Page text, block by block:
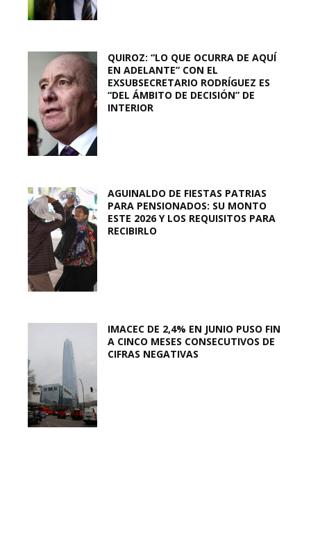
QUIROZ: “LO QUE OCURRA DE AQUÍ
EN ADELANTE” CON EL
EXSUBSECRETARIO RODRÍGUEZ ES
“DEL ÁMBITO DE DECISIÓN” DE
INTERIOR
AGUINALDO DE FIESTAS PATRIAS
PARA PENSIONADOS: SU MONTO
ESTE 2026 Y LOS REQUISITOS PARA
RECIBIRLO
IMACEC DE 2,4% EN JUNIO PUSO FIN
A CINCO MESES CONSECUTIVOS DE
CIFRAS NEGATIVAS